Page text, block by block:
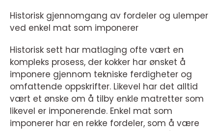
Historisk gjennomgang av fordeler og ulemper
ved enkel mat som imponerer
Historisk sett har matlaging ofte vært en
kompleks prosess, der kokker har ønsket å
imponere gjennom tekniske ferdigheter og
omfattende oppskrifter. Likevel har det alltid
vært et ønske om å tilby enkle matretter som
likevel er imponerende. Enkel mat som
imponerer har en rekke fordeler, som å være